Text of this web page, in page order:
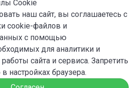
Сookie
наш сайт, вы соглашаетесь с
cookie-файлов и
с помощью
для аналитики и
сайта и сервиса. Запретить
настройках браузера.